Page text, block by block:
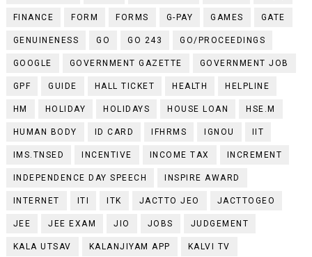
FINANCE FORM FORMS G-PAY GAMES GATE
GENUINENESS GO GO 243 GO/PROCEEDINGS
GOOGLE GOVERNMENT GAZETTE GOVERNMENT JOB
GPF GUIDE HALL TICKET HEALTH HELPLINE
HM HOLIDAY HOLIDAYS HOUSE LOAN HSE.M
HUMAN BODY ID CARD IFHRMS IGNOU IIT
IMS.TNSED INCENTIVE INCOME TAX INCREMENT
INDEPENDENCE DAY SPEECH INSPIRE AWARD
INTERNET ITI ITK JACTTO JEO JACTTOGEO
JEE JEE EXAM JIO JOBS JUDGEMENT
KALA UTSAV KALANJIYAM APP KALVI TV